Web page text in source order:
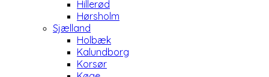
Hillerød
Hørsholm
Sjælland
Holbæk
Kalundborg
Korsør